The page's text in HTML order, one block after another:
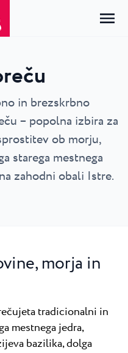
in brezskrbno
– popolna izbira za
ob morju,
starega mestnega
zahodni obali Istre.
morja in
tradicionalni in
mestnega jedra,
bazilika, dolga